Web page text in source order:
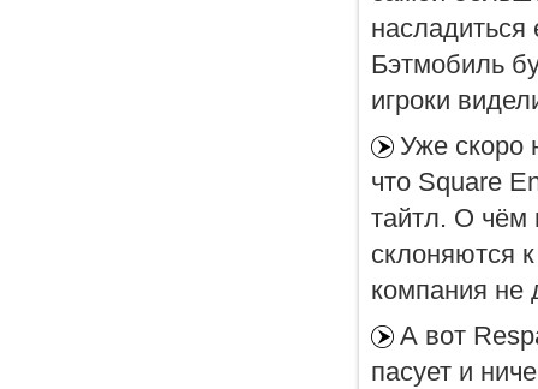
насладиться
Бэтмобиль
игроки
Уже скоро
что Square
тайтл. О чём
склоняются
компания не
А вот
пасует и